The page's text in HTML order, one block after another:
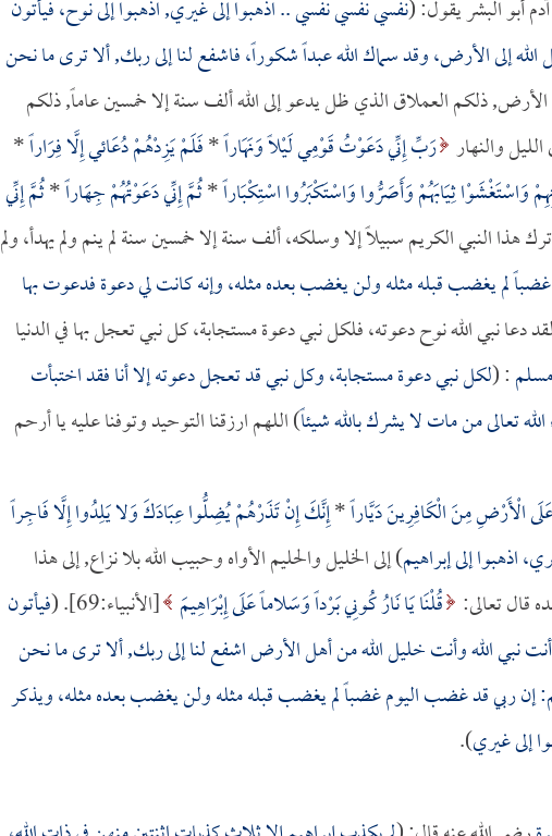
أبو البشر يقول: (نفسي نفسي نفسي .. اذهبوا إلى غيري, اذهبوا إلى نوح، فيأتون
إلى الأرض، وقد سماك الله عبداً شكوراً، فاشفع لنا إلى ربك, ألا ترى ما نحن
ذلكم العملاق الذي ظل يدعو إلى الله ألف سنة إلا خمسين عاماً, ذلكم
والنهار رَبِّ إِنِّي دَعَوْتُ قَوْمِي لَيْلاً وَنَهَاراً*فَلَمْ يَزِدْهُمْ دُعَائي إِلَّا فِرَاراً*
وَاسْتَغْشَوْا ثِيَابَهُمْ وَأَصَرُّوا وَاسْتَكْبَرُوا اسْتِكْبَاراً*ثُمَّ إِنِّي دَعَوْتُهُمْ جِهَاراً*ثُمَّ إِنِّي
9] ما ترك هذا النبي الكريم سبيلاً إلا وسلكه، ألف سنة إلا خمسين سنة لم ينم ولم يهدأ، ولم
لم يغضب قبله مثله ولن يغضب بعده مثله، وإنه كانت لي دعوة فدعوت بها
دعا نبي الله نوح دعوته، فلكل نبي دعوة مستجابة، كل نبي تعجل بها في الدنيا
: (لكل نبي دعوة مستجابة، وكل نبي قد تعجل دعوته إلا أنا فقد اختبأت
تعالى من مات لا يشرك بالله شيئاً) اللهم ارزقنا التوحيد وتوفنا عليه يا أرحم
الْأَرْضِ مِنَ الْكَافِرِينَ دَيَّاراً*إِنَّكَ إِنْ تَذَرْهُمْ يُضِلُّوا عِبَادَكَ وَلا يَلِدُوا إِلَّا فَاجِراً
اذهبوا إلى إبراهيم) إلى الخليل والحليم الأواه وحبيب الله بلا نزاع, إلى هذا
قال تعالى: قُلْنَا يَا نَارُ كُونِي بَرْداً وَسَلاماً عَلَى إِبْرَاهِيمَ [الأنبياء:69]. (
فيأتون
أنت نبي الله وأنت خليل الله من أهل الأرض اشفع لنا إلى ربك, ألا ترى ما نحن
إن ربي قد غضب اليوم غضباً لم يغضب قبله مثله ولن يغضب بعده مثله، ويذكر
إلى غيري).